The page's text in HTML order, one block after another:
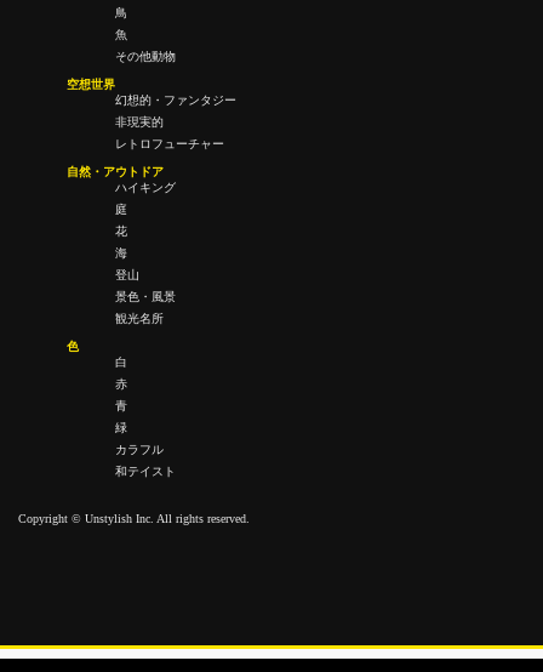
鳥
魚
その他動物
空想世界
幻想的・ファンタジー
非現実的
レトロフューチャー
自然・アウトドア
ハイキング
庭
花
海
登山
景色・風景
観光名所
色
白
赤
青
緑
カラフル
和テイスト
Copyright © Unstylish Inc. All rights reserved.